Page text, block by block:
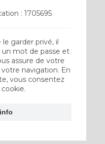
: 1705695
garder privé, il
un mot de passe et
assure de votre
navigation. En
vous consentez